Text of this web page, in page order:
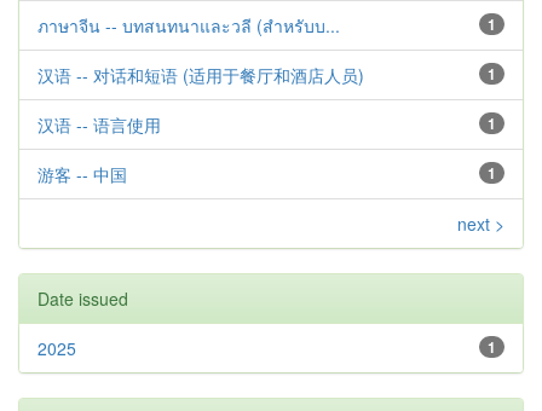
1
ภาษาจีน -- บทสนทนาและวลี (สำหรับบ...
1
汉语 -- 对话和短语 (适用于餐厅和酒店人员)
1
汉语 -- 语言使用
1
游客 -- 中国
next >
Date issued
1
2025